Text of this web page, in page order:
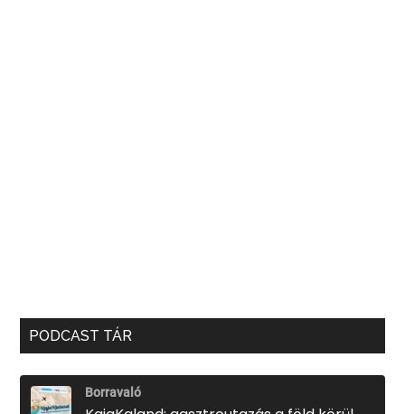
PODCAST TÁR
Borravaló